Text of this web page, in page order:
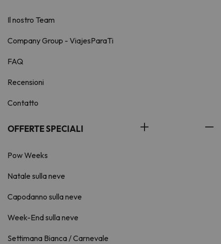
Il nostro Team
Company Group - ViajesParaTi
FAQ
Recensioni
Contatto
OFFERTE SPECIALI
Pow Weeks
Natale sulla neve
Capodanno sulla neve
Week-End sulla neve
Settimana Bianca / Carnevale